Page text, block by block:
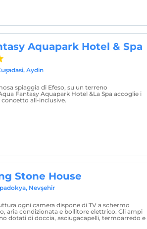
Aquapark Hotel & Spa
Aydin
spiaggia di Efeso, su un terreno
Fantasy Aquapark Hotel &La Spa accoglie i
all-inclusive.
Stone House
Nevşehir
ogni camera dispone di TV a schermo
aria condizionata e bollitore elettrico. Gli ampi
dotati di doccia, asciugacapelli, termoarredo e